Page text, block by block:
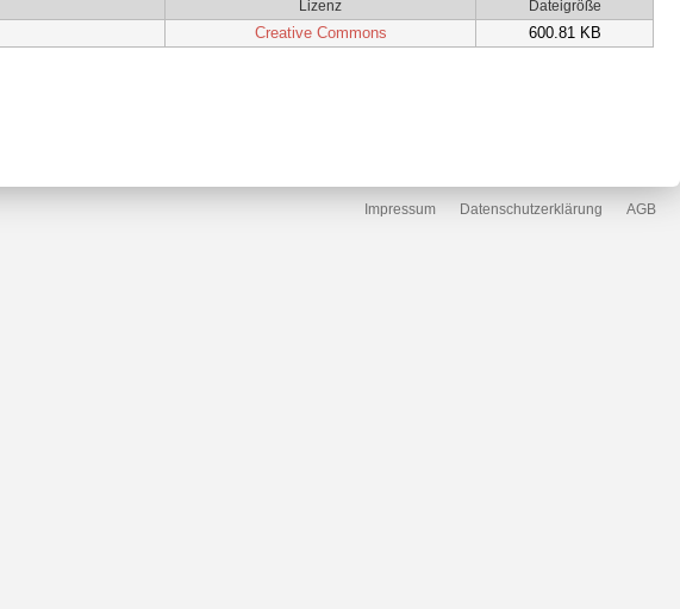
Lizenz Dateigröße
Creative Commons 600.81 KB
Impressum Datenschutzerklärung AGB